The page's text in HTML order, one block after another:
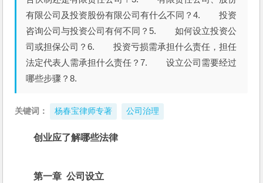
有限公司及投资股份有限公司有什么不同？4. 投资
咨询公司与投资公司有何不同？5. 如何设立投资公
司或担保公司？6. 投资亏损需承担什么责任，担任
法定代表人需承担什么责任？7. 设立公司需要经过
哪些步骤？8.
关键词： 杨春宝律师专著 公司治理
创业应了解哪些法律
第一章  公司设立